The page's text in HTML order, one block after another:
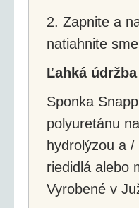
2. Zapnite a
natiahnite
Ľahká údržba
Sponka
polyuretánu
hydrolýzou a
riedidlá alebo
Vyrobené v